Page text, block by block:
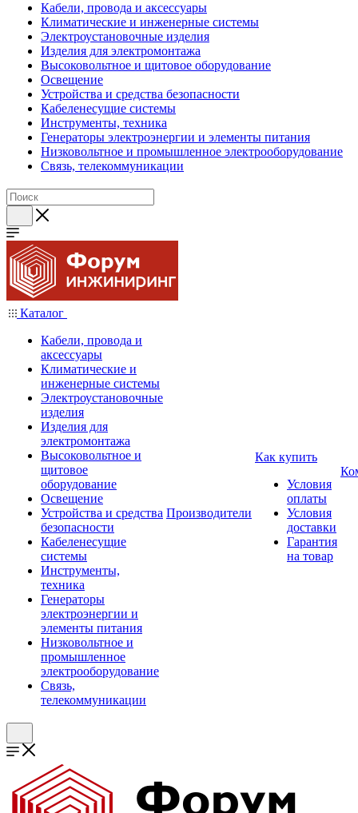
Кабели, провода и аксессуары
Климатические и инженерные системы
Электроустановочные изделия
Изделия для электромонтажа
Высоковольтное и щитовое оборудование
Освещение
Устройства и средства безопасности
Кабеленесущие системы
Инструменты, техника
Генераторы электроэнергии и элементы питания
Низковольтное и промышленное электрооборудование
Связь, телекоммуникации
Каталог
Кабели, провода и
аксессуары
Климатические и
инженерные системы
Электроустановочные
изделия
Изделия для
электромонтажа
Высоковольтное и
щитовое
оборудование
Освещение
Устройства и средства
безопасности
Кабеленесущие
системы
Инструменты,
техника
Генераторы
электроэнергии и
элементы питания
Низковольтное и
промышленное
электрооборудование
Связь,
телекоммуникации
Производители
Как купить
Условия
оплаты
Условия
доставки
Гарантия
на товар